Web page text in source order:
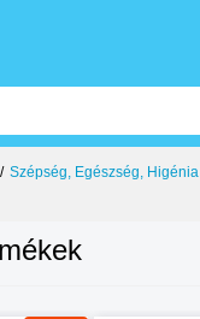
Szépség, Egészség, Higénia